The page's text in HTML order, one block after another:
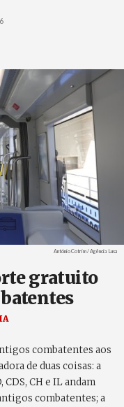
Créditos
António Cotrim / Agência Lusa
gratuito
combatentes aos
de duas coisas: a
CH e IL andam
combatentes; a